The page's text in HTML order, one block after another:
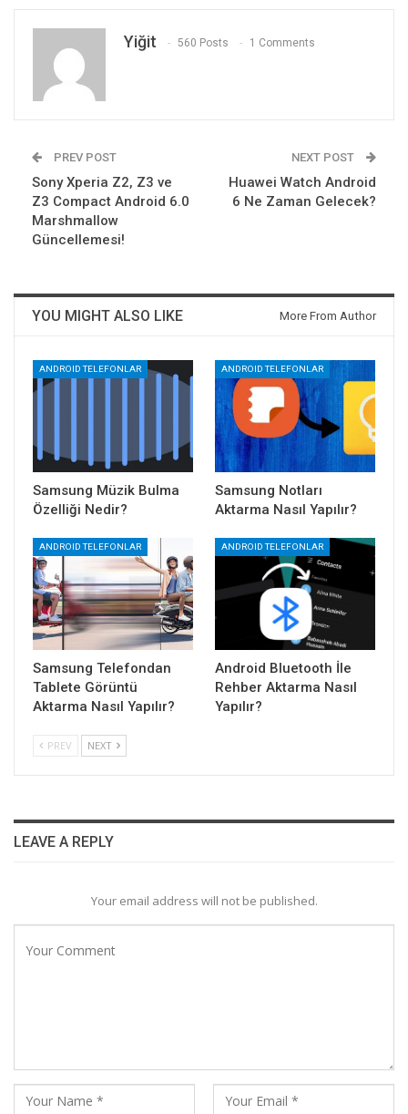
Yiğit 560 Posts 1 Comments
PREV POST
Sony Xperia Z2, Z3 ve
Z3 Compact Android 6.0
Marshmallow
Güncellemesi!
NEXT POST
Huawei Watch Android
6 Ne Zaman Gelecek?
YOU MIGHT ALSO LIKE More From Author
ANDROID TELEFONLAR
Samsung Müzik Bulma
Özelliği Nedir?
ANDROID TELEFONLAR
Samsung Notları
Aktarma Nasıl Yapılır?
ANDROID TELEFONLAR
Samsung Telefondan
Tablete Görüntü
Aktarma Nasıl Yapılır?
ANDROID TELEFONLAR
Android Bluetooth İle
Rehber Aktarma Nasıl
Yapılır?
PREV NEXT
LEAVE A REPLY
Your email address will not be published.